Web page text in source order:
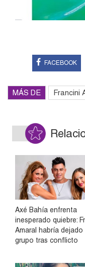
FACEBOOK
MÁS DE Francini
Axé Bahía enfrenta
inesperado quiebre:
Amaral habría dejado
grupo tras conflicto